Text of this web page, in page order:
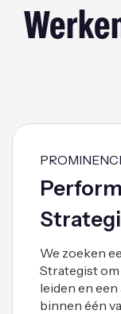
We zoeken
Strategist
leiden en
binnen één